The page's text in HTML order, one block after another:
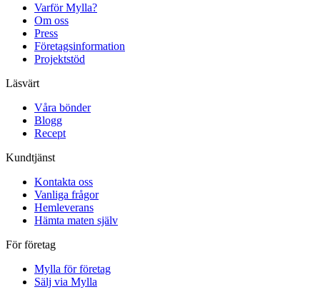
Varför Mylla?
Om oss
Press
Företagsinformation
Projektstöd
Läsvärt
Våra bönder
Blogg
Recept
Kundtjänst
Kontakta oss
Vanliga frågor
Hemleverans
Hämta maten själv
För företag
Mylla för företag
Sälj via Mylla